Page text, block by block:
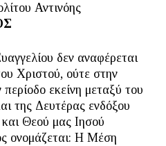
Αντινόης
δεν αναφέρεται
Χριστού, ούτε στην
εκείνη μεταξύ του
της Δευτέρας ενδόξου
Θεού μας Ιησού
ονομάζεται: Η Μέση